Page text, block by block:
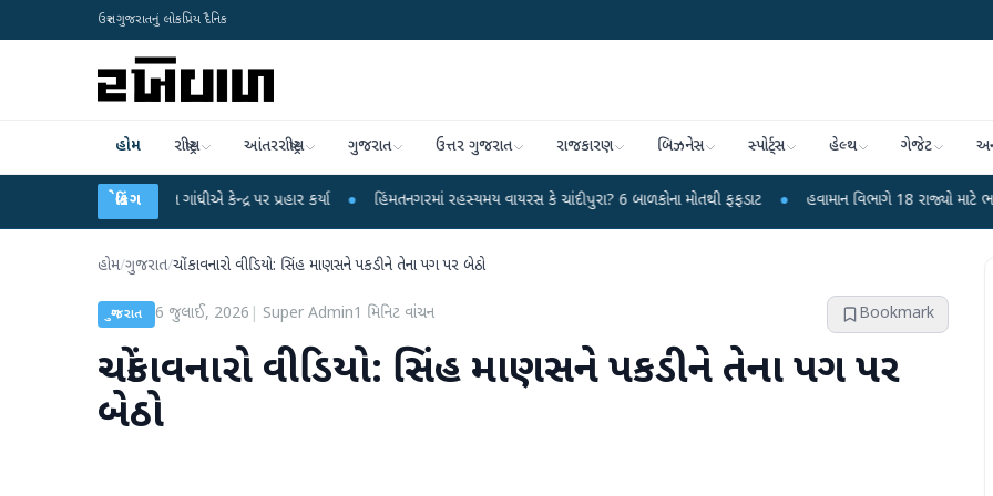
ઉત્તર ગુજરાતનું લોકપ્રિય દૈનિક
હોમ રાષ્ટ્રીય આંતરરાષ્ટ્રીય ગુજરાત ઉત્તર ગુજરાત રાજકારણ બિઝનેસ સ્પોર્ટ્સ હેલ્થ ગેજેટ
બ્રેકિંગ
પર રાહુલ ગાંધીએ કેન્દ્ર પર પ્રહાર કર્યા ● હિંમતનગરમાં રહસ્યમય વાયરસ કે ચાંદીપુરા? 6 બાળકોના મોતથી ફફડાટ ● હવામાન વિભાગે 18 રાજ્યો માટે ભારે વરસાદની
હોમ/ગુજરાત/ચોંકાવનારો વીડિયો: સિંહ માણસને પકડીને તેના પગ પર બેઠો
ગુજરાત 6 જુલાઈ, 2026 Super Admin1 મિનિટ વાંચન Bookmark
ચોંકાવનારો વીડિયો: સિંહ માણસને પકડીને તેના પગ પર
બેઠો